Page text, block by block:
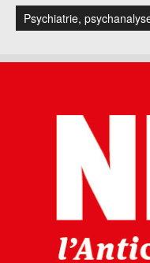
Psychiatrie,